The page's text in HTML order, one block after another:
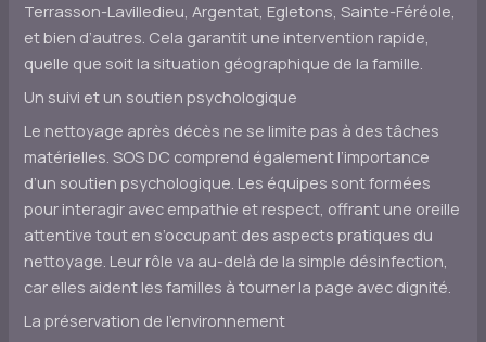
Terrasson-Lavilledieu, Argentat, Egletons, Sainte-Féréole,
et bien d’autres. Cela garantit une intervention rapide,
quelle que soit la situation géographique de la famille.
Un suivi et un soutien psychologique
Le nettoyage après décès ne se limite pas à des tâches
matérielles. SOS DC comprend également l’importance
d’un soutien psychologique. Les équipes sont formées
pour interagir avec empathie et respect, offrant une oreille
attentive tout en s’occupant des aspects pratiques du
nettoyage. Leur rôle va au-delà de la simple désinfection,
car elles aident les familles à tourner la page avec dignité.
La préservation de l’environnement